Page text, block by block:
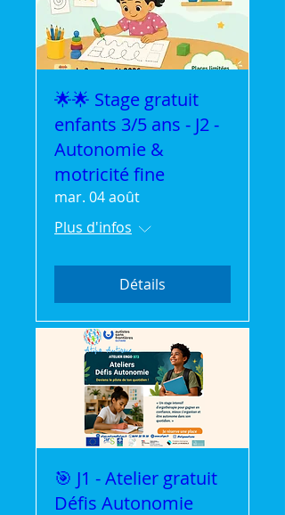
🌟🌟 Stage gratuit
enfants 3/5 ans - J2 -
Autonomie &
motricité fine
mar. 04 août
Plus d'infos
Détails
🎯 J1 - Atelier gratuit
Défis Autonomie